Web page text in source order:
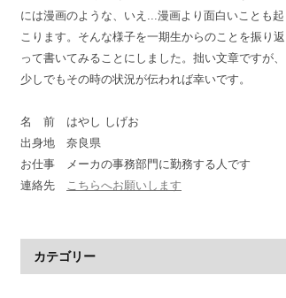
には漫画のような、いえ...漫画より面白いことも起
こります。そんな様子を一期生からのことを振り返
って書いてみることにしました。拙い文章ですが、
少しでもその時の状況が伝われば幸いです。
名 前 はやし しげお
出身地 奈良県
お仕事 メーカの事務部門に勤務する人です
連絡先 こちらへお願いします
カテゴリー